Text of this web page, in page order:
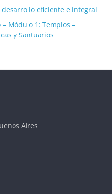
eficiente e integral
Módulo 1: Templos –
y Santuarios
Aires